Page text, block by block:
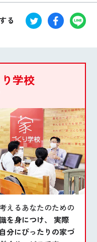
ク
Instagram
る
学校
えるあなたのための
を身につけ、 実際
自分にぴったりの家づ